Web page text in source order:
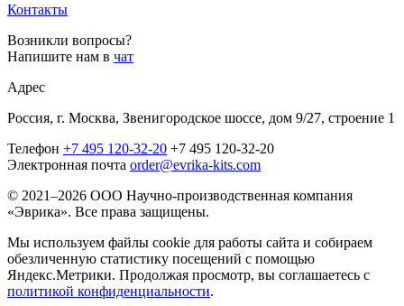
Контакты
Возникли вопросы?
Напишите нам в чат
Адрес
Россия, г. Москва, Звенигородское шоссе, дом 9/27, строение 1
Телефон +7 495 120-32-20 +7 495 120-32-20
Электронная почта order@evrika-kits.com
© 2021–2026 ООО Научно-производственная компания
«Эврика». Все права защищены.
Мы используем файлы cookie для работы сайта и собираем
обезличенную статистику посещений с помощью
Яндекс.Метрики. Продолжая просмотр, вы соглашаетесь с
политикой конфиденциальности.